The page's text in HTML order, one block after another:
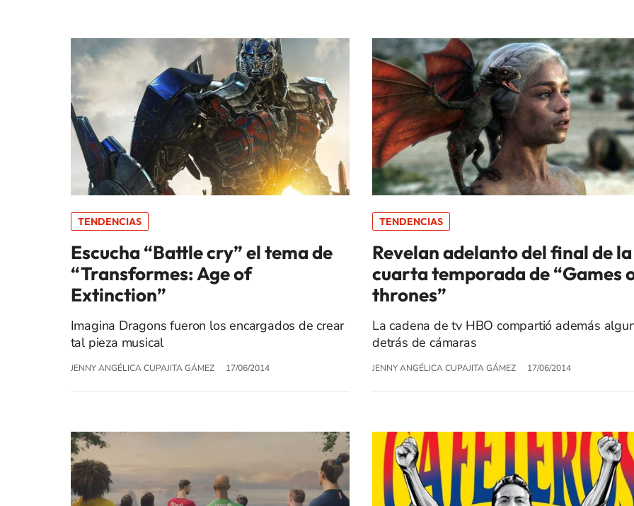
TENDENCIAS
Escucha “Battle cry” el tema de
“Transformes: Age of
Extinction”
Imagina Dragons fueron los encargados de crear
tal pieza musical
JENNY ANGÉLICA CUPAJITA GÁMEZ 17/06/2014
TENDENCIAS
Revelan adelanto del final de la
cuarta temporada de “Games
thrones”
La cadena de tv HBO compartió además
detrás de cámaras
JENNY ANGÉLICA CUPAJITA GÁMEZ 17/06/2014